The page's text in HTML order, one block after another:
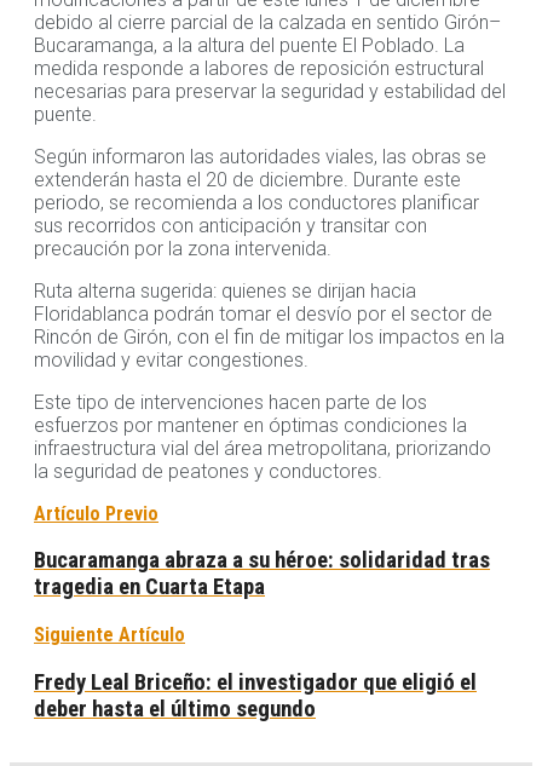
debido al cierre parcial de la calzada en sentido Girón–
Bucaramanga, a la altura del puente El Poblado. La
medida responde a labores de reposición estructural
necesarias para preservar la seguridad y estabilidad del
puente.
Según informaron las autoridades viales, las obras se
extenderán hasta el 20 de diciembre. Durante este
periodo, se recomienda a los conductores planificar
sus recorridos con anticipación y transitar con
precaución por la zona intervenida.
Ruta alterna sugerida: quienes se dirijan hacia
Floridablanca podrán tomar el desvío por el sector de
Rincón de Girón, con el fin de mitigar los impactos en la
movilidad y evitar congestiones.
Este tipo de intervenciones hacen parte de los
esfuerzos por mantener en óptimas condiciones la
infraestructura vial del área metropolitana, priorizando
la seguridad de peatones y conductores.
Artículo Previo
Bucaramanga abraza a su héroe: solidaridad tras
tragedia en Cuarta Etapa
Siguiente Artículo
Fredy Leal Briceño: el investigador que eligió el
deber hasta el último segundo